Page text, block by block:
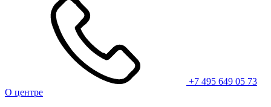
+7 495 649 05 73
О центре